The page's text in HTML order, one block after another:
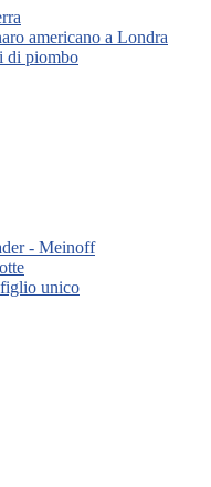
americano a Londra
di piombo
- Meinoff
unico